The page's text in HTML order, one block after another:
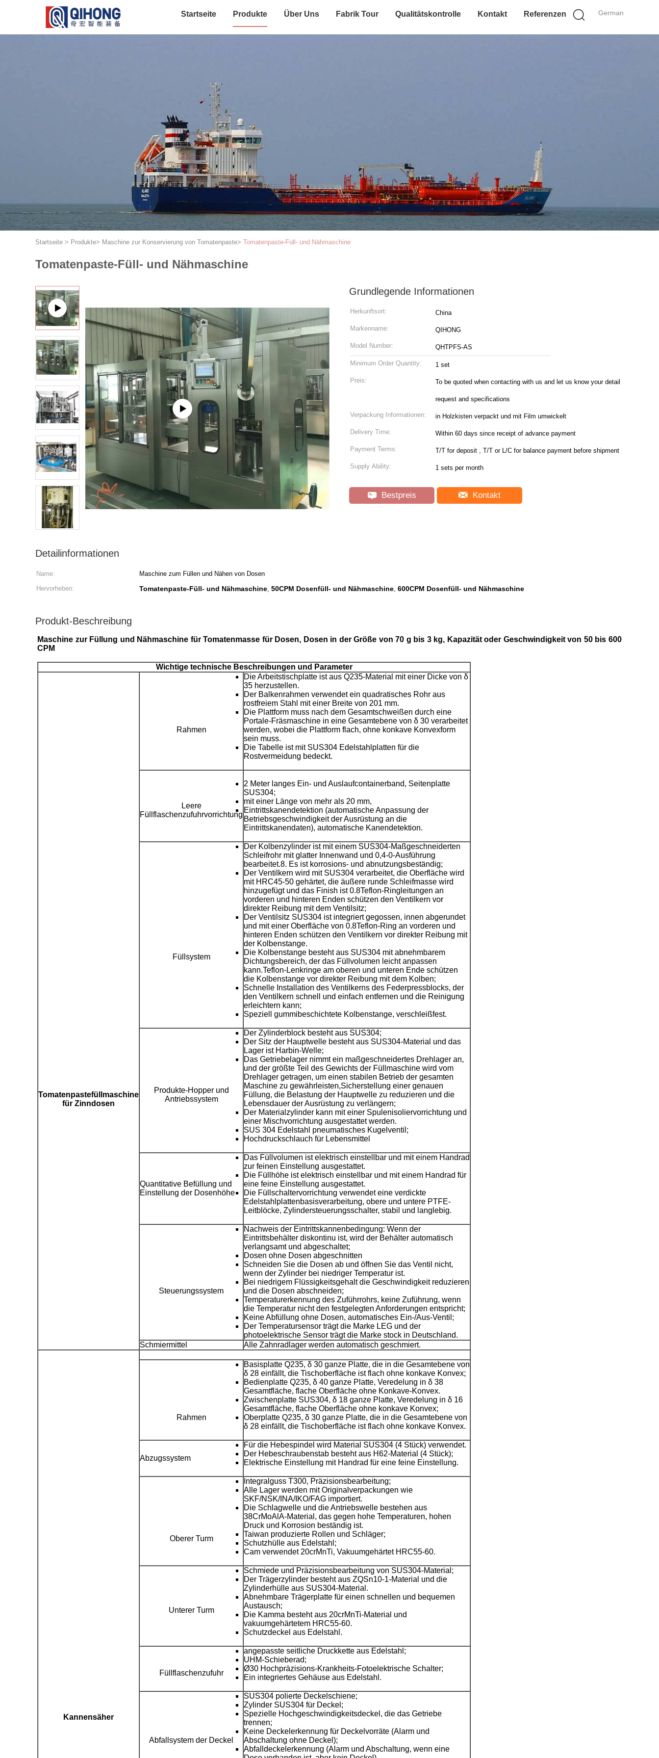
German
Startseite Produkte Über Uns Fabrik Tour Qualitätskontrolle Kontakt Referenzen
Startseite > Produkte> Maschine zur Konservierung von Tomatenpaste> Tomatenpaste-Füll- und Nähmaschine
Tomatenpaste-Füll- und Nähmaschine
Grundlegende Informationen
Herkunftsort: China
Markenname: QIHONG
Model Number: QHTPFS-AS
Minimum Order Quantity: 1 set
Preis: To be quoted when contacting with us and let us know your detail
request and specifications
Verpackung Informationen: in Holzkisten verpackt und mit Film umwickelt
Delivery Time: Within 60 days since receipt of advance payment
Payment Terms: T/T for deposit , T/T or L/C for balance payment before shipment
Supply Ability: 1 sets per month
Bestpreis Kontakt
Detailinformationen
Name:
Maschine zum Füllen und Nähen von Dosen
Hervorheben:
Tomatenpaste-Füll- und Nähmaschine, 50CPM Dosenfüll- und Nähmaschine, 600CPM Dosenfüll- und Nähmaschine
Produkt-Beschreibung
Maschine zur Füllung und Nähmaschine für Tomatenmasse für Dosen, Dosen in der Größe von 70 g bis 3 kg, Kapazität oder Geschwindigkeit von 50 bis 600
CPM
Wichtige technische Beschreibungen und Parameter
Tomatenpastefüllmaschine
für Zinndosen
Rahmen
Die Arbeitstischplatte ist aus Q235-Material mit einer Dicke von δ
35 herzustellen.
Der Balkenrahmen verwendet ein quadratisches Rohr aus
rostfreiem Stahl mit einer Breite von 201 mm.
Die Plattform muss nach dem Gesamtschweißen durch eine
Portale-Fräsmaschine in eine Gesamtebene von δ 30 verarbeitet
werden, wobei die Plattform flach, ohne konkave Konvexform
sein muss.
Die Tabelle ist mit SUS304 Edelstahlplatten für die
Rostvermeidung bedeckt.
Leere
Füllflaschenzufuhrvorrichtung
2 Meter langes Ein- und Auslaufcontainerband, Seitenplatte
SUS304;
mit einer Länge von mehr als 20 mm,
Eintrittskanendetektion (automatische Anpassung der
Betriebsgeschwindigkeit der Ausrüstung an die
Eintrittskanendaten), automatische Kanendetektion.
Füllsystem
Der Kolbenzylinder ist mit einem SUS304-Maßgeschneiderten
Schleifrohr mit glatter Innenwand und 0,4-0-Ausführung
bearbeitet.8. Es ist korrosions- und abnutzungsbeständig;
Der Ventilkern wird mit SUS304 verarbeitet, die Oberfläche wird
mit HRC45-50 gehärtet, die äußere runde Schleifmasse wird
hinzugefügt und das Finish ist 0.8Teflon-Ringleitungen an
vorderen und hinteren Enden schützen den Ventilkern vor
direkter Reibung mit dem Ventilsitz;
Der Ventilsitz SUS304 ist integriert gegossen, innen abgerundet
und mit einer Oberfläche von 0.8Teflon-Ring an vorderen und
hinteren Enden schützen den Ventilkern vor direkter Reibung mit
der Kolbenstange.
Die Kolbenstange besteht aus SUS304 mit abnehmbarem
Dichtungsbereich, der das Füllvolumen leicht anpassen
kann.Teflon-Lenkringe am oberen und unteren Ende schützen
die Kolbenstange vor direkter Reibung mit dem Kolben;
Schnelle Installation des Ventilkerns des Federpressblocks, der
den Ventilkern schnell und einfach entfernen und die Reinigung
erleichtern kann;
Speziell gummibeschichtete Kolbenstange, verschleißfest.
Produkte-Hopper und
Antriebssystem
Der Zylinderblock besteht aus SUS304;
Der Sitz der Hauptwelle besteht aus SUS304-Material und das
Lager ist Harbin-Welle;
Das Getriebelager nimmt ein maßgeschneidertes Drehlager an,
und der größte Teil des Gewichts der Füllmaschine wird vom
Drehlager getragen, um einen stabilen Betrieb der gesamten
Maschine zu gewährleisten,Sicherstellung einer genauen
Füllung, die Belastung der Hauptwelle zu reduzieren und die
Lebensdauer der Ausrüstung zu verlängern;
Der Materialzylinder kann mit einer Spulenisoliervorrichtung und
einer Mischvorrichtung ausgestattet werden.
SUS 304 Edelstahl pneumatisches Kugelventil;
Hochdruckschlauch für Lebensmittel
Quantitative Befüllung und
Einstellung der Dosenhöhe
Das Füllvolumen ist elektrisch einstellbar und mit einem Handrad
zur feinen Einstellung ausgestattet.
Die Füllhöhe ist elektrisch einstellbar und mit einem Handrad für
eine feine Einstellung ausgestattet.
Die Füllschaltervorrichtung verwendet eine verdickte
Edelstahlplattenbasisverarbeitung, obere und untere PTFE-
Leitblöcke, Zylindersteuerungsschalter, stabil und langlebig.
Steuerungssystem
Nachweis der Eintrittskannenbedingung: Wenn der
Eintrittsbehälter diskontinu ist, wird der Behälter automatisch
verlangsamt und abgeschaltet;
Dosen ohne Dosen abgeschnitten
Schneiden Sie die Dosen ab und öffnen Sie das Ventil nicht,
wenn der Zylinder bei niedriger Temperatur ist.
Bei niedrigem Flüssigkeitsgehalt die Geschwindigkeit reduzieren
und die Dosen abschneiden;
Temperaturerkennung des Zuführrohrs, keine Zuführung, wenn
die Temperatur nicht den festgelegten Anforderungen entspricht;
Keine Abfüllung ohne Dosen, automatisches Ein-/Aus-Ventil;
Der Temperatursensor trägt die Marke LEG und der
photoelektrische Sensor trägt die Marke stock in Deutschland.
Schmiermittel
Alle Zahnradlager werden automatisch geschmiert.
Kannensäher
Rahmen
Basisplatte Q235, δ 30 ganze Platte, die in die Gesamtebene von
δ 28 einfällt, die Tischoberfläche ist flach ohne konkave Konvex;
Bedienplatte Q235, δ 40 ganze Platte, Veredelung in δ 38
Gesamtfläche, flache Oberfläche ohne Konkave-Konvex.
Zwischenplatte SUS304, δ 18 ganze Platte, Veredelung in δ 16
Gesamtfläche, flache Oberfläche ohne konkave Konvex;
Oberplatte Q235, δ 30 ganze Platte, die in die Gesamtebene von
δ 28 einfällt, die Tischoberfläche ist flach ohne konkave Konvex.
Abzugssystem
Für die Hebespindel wird Material SUS304 (4 Stück) verwendet.
Der Hebeschraubenstab besteht aus H62-Material (4 Stück);
Elektrische Einstellung mit Handrad für eine feine Einstellung.
Oberer Turm
Integralguss T300, Präzisionsbearbeitung;
Alle Lager werden mit Originalverpackungen wie
SKF/NSK/INA/IKO/FAG importiert.
Die Schlagwelle und die Antriebswelle bestehen aus
38CrMoAlA-Material, das gegen hohe Temperaturen, hohen
Druck und Korrosion beständig ist.
Taiwan produzierte Rollen und Schläger;
Schutzhülle aus Edelstahl;
Cam verwendet 20crMnTi, Vakuumgehärtet HRC55-60.
Unterer Turm
Schmiede und Präzisionsbearbeitung von SUS304-Material;
Der Trägerzylinder besteht aus ZQSn10-1-Material und die
Zylinderhülle aus SUS304-Material.
Abnehmbare Trägerplatte für einen schnellen und bequemen
Austausch;
Die Kamma besteht aus 20crMnTi-Material und
vakuumgehärtetem HRC55-60.
Schutzdeckel aus Edelstahl.
Füllflaschenzufuhr
angepasste seitliche Druckkette aus Edelstahl;
UHM-Schieberad;
Ø30 Hochpräzisions-Krankheits-Fotoelektrische Schalter;
Ein integriertes Gehäuse aus Edelstahl.
Abfallsystem der Deckel
SUS304 polierte Deckelschiene;
Zylinder SUS304 für Deckel;
Spezielle Hochgeschwindigkeitsdeckel, die das Getriebe
trennen;
Keine Deckelerkennung für Deckelvorräte (Alarm und
Abschaltung ohne Deckel);
Abfalldeckelerkennung (Alarm und Abschaltung, wenn eine